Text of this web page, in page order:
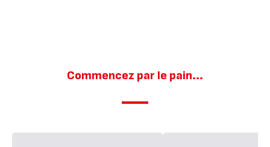
Commencez par le pain...